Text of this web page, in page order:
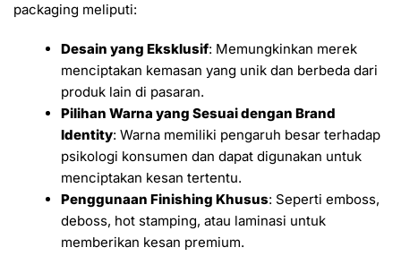
packaging meliputi:
Desain yang Eksklusif: Memungkinkan merek
menciptakan kemasan yang unik dan berbeda dari
produk lain di pasaran.
Pilihan Warna yang Sesuai dengan Brand
Identity: Warna memiliki pengaruh besar terhadap
psikologi konsumen dan dapat digunakan untuk
menciptakan kesan tertentu.
Penggunaan Finishing Khusus: Seperti emboss,
deboss, hot stamping, atau laminasi untuk
memberikan kesan premium.